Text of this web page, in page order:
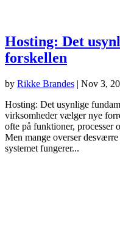
Hosting: Det
forskellen
by Rikke Brandes | Nov 3,
Hosting: Det usynlige
virksomheder vælger nye
ofte på funktioner, processer
Men mange overser
systemet fungerer...